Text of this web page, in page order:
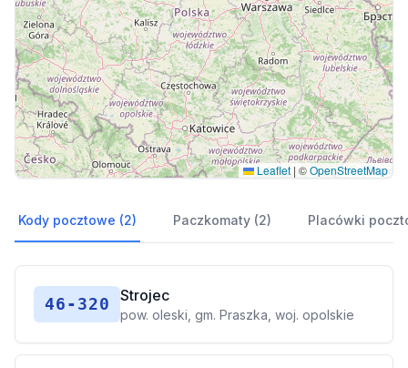
Leaflet | ©OpenStreetMap
Kody pocztowe (2) Paczkomaty (2) Placówki
46-320 Strojec
pow. oleski, gm. Praszka, woj. opolskie